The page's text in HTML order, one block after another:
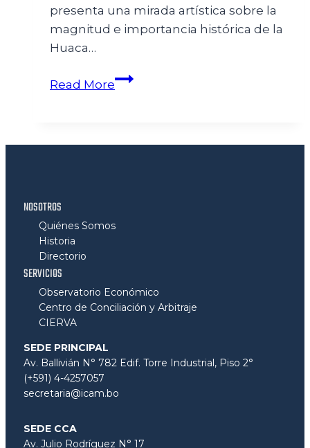
presenta una mirada artística sobre la
magnitud e importancia histórica de la
Huaca…
Read More
NOSOTROS
Quiénes Somos
Historia
Directorio
SERVICIOS
Observatorio Económico
Centro de Conciliación y Arbitraje
CIERVA
SEDE PRINCIPAL
Av. Ballivián N° 782 Edif. Torre Industrial, Piso 2°
(+591) 4-4257057
secretaria@icam.bo
SEDE CCA
Av. Julio Rodríguez N° 17